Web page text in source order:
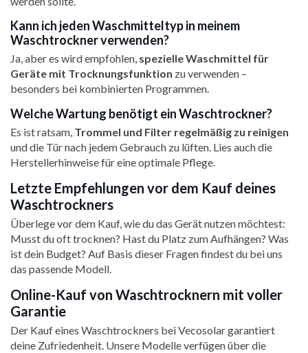
Kann ich jeden Waschmitteltyp in meinem
Waschtrockner verwenden?
Ja, aber es wird empfohlen, spezielle Waschmittel für
Geräte mit Trocknungsfunktion zu verwenden –
besonders bei kombinierten Programmen.
Welche Wartung benötigt ein Waschtrockner?
Es ist ratsam, Trommel und Filter regelmäßig zu reinigen
und die Tür nach jedem Gebrauch zu lüften. Lies auch die
Herstellerhinweise für eine optimale Pflege.
Letzte Empfehlungen vor dem Kauf deines
Waschtrockners
Überlege vor dem Kauf, wie du das Gerät nutzen möchtest:
Musst du oft trocknen? Hast du Platz zum Aufhängen? Was
ist dein Budget? Auf Basis dieser Fragen findest du bei uns
das passende Modell.
Online-Kauf von Waschtrocknern mit voller
Garantie
Der Kauf eines Waschtrockners bei Vecosolar garantiert
deine Zufriedenheit. Unsere Modelle verfügen über die